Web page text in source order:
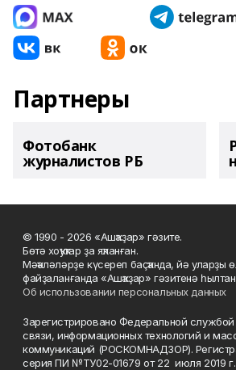
Партнеры
Фотобанк
журналистов РБ
© 1990 - 2026 «Ашҡаҙар» гәзите.
Бөтә хоҡуҡтар ҙа яҡланған.
Мәҡәләләрҙе күсереп баҫҡанда, йә уларҙы
файҙаланғанда «Ашҡаҙар» гәзитенә
Об использовании персональных данных
Зарегистрировано Федеральной
связи, информационных технологий и
коммуникаций (РОСКОМНАДЗОР).
серия ПИ №ТУ02-01679 от 22 июля 2019 г.